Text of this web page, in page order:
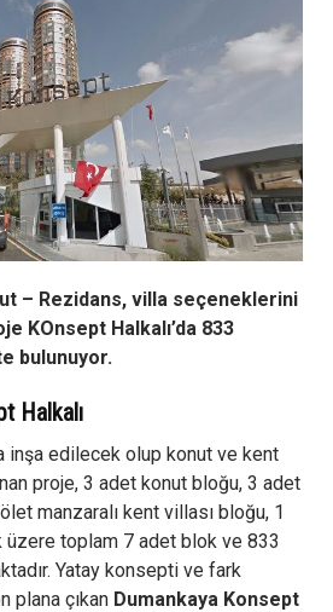
– Rezidans, villa seçeneklerini
KOnsept Halkalı’da 833
bulunuyor.
Halkalı
inşa edilecek olup konut ve kent
proje, 3 adet konut bloğu, 3 adet
manzaralı kent villası bloğu, 1
toplam 7 adet blok ve 833
Yatay konsepti ve fark
plana çıkan Dumankaya Konsept